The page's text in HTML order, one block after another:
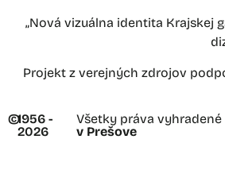
„Nová vizuálna identita Krajskej
Projekt z verejných zdrojov
©1956 -
2026
Všetky práva vyhradené
v Prešove